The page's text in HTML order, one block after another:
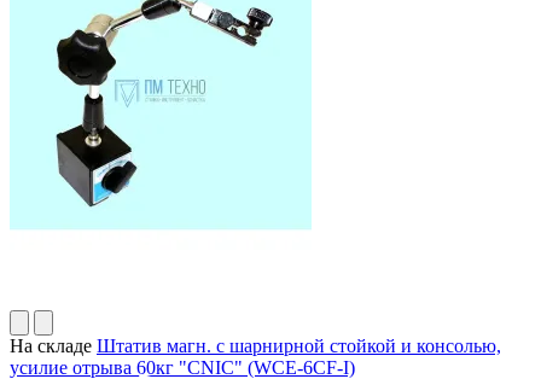
На складе Штатив магн. с шарнирной стойкой и консолью,
усилие отрыва 60кг "CNIC" (WCE-6CF-I)